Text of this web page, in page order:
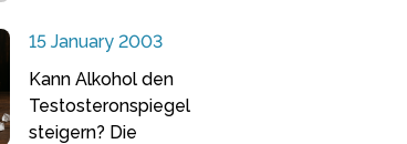
15 January 2003
Kann Alkohol den
Testosteronspiegel
steigern? Die